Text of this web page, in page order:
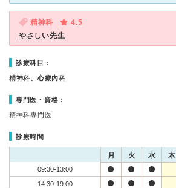
精神科
4.5
やさしい先生
診療科目：
精神科、心療内科
専門医・資格：
精神科専門医
診療時間
月 火 水 木
09:30-13:00
14:30-19:00